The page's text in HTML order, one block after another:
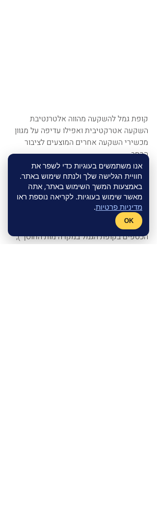
אנו משתמשים בעוגיות כדי לשפר את
חוויית הגלישה שלך ולנתח שימוש באתר.
באמצעות המשך השימוש באתר, אתה
מאשר שימוש בעוגיות. לקריאה נוספת ראו
מדיניות פרטיות.
OK
קופת גמל להשקעה מהווה אלטרנטיבת
השקעה אטרקטיבית ואפילו עדיפה על מגוון
מכשירי השקעה אחרים המוצעים לציבור
הרחב.
היכולת לנהל את הכספים ברמות סיכון שונות
תוך יצירת חשיפה לסיכון בהתאם להעדפות
של כל חוסך, היכולת להפקיד בהיקף ובעיתוי
המתאימים לכל חוסך, האפשרות למנות
מוטבים ( אלה שיהיו זכאים לקבל את
הכספים בקופת הגמל במקרה מות החוסך ),